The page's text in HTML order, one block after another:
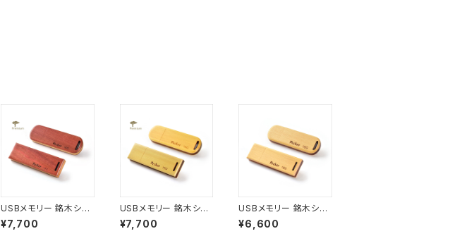
USBメモリー 銘木シリ
ーズ P07 ピンクアイボ
リー ロング(16G)
¥7,700
USBメモリー 銘木シリ
ーズ P08 アマレロ ロ
ング(16G)
¥7,700
USBメモリー 銘木シリ
ーズ N04 カヤ ロング
(16G)
¥6,600